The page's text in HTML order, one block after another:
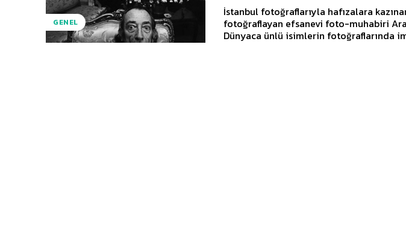
GENEL
İstanbul fotoğraflarıyla hafızalara
fotoğraflayan efsanevi foto-muhabiri
Dünyaca ünlü isimlerin fotoğraflarında